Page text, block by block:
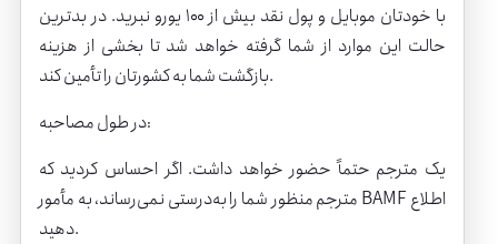
با خودتان موبایل و پول نقد بیش از ۱۰۰ یورو نبرید. در بدترین
حالت این موارد از شما گرفته خواهد شد تا بخشی از هزینه
بازگشت شما به کشورتان را تأمین کند.
در طول مصاحبه:
یک مترجم حتماً حضور خواهد داشت. اگر احساس کردید که
مترجم منظور شما را به‌درستی نمی‌رساند، به مأمور BAMF اطلاع
دهید.